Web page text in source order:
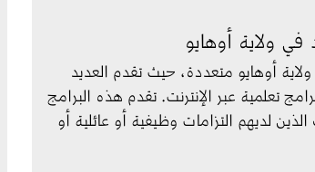
في ولاية أوهايو
أوهايو متعددة، حيث تقدم العديد
تعلمية عبر الإنترنت. تقدم هذه البرامج
لديهم التزامات وظيفية أو عائلية أو